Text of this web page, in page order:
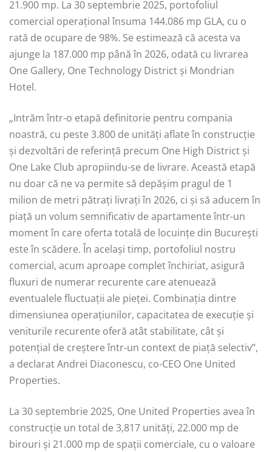
21.900 mp. La 30 septembrie 2025, portofoliul
comercial operațional însuma 144.086 mp GLA, cu o
rată de ocupare de 98%. Se estimează că acesta va
ajunge la 187.000 mp până în 2026, odată cu livrarea
One Gallery, One Technology District și Mondrian
Hotel.
„Intrăm într-o etapă definitorie pentru compania
noastră, cu peste 3.800 de unități aflate în construcție
și dezvoltări de referință precum One High District și
One Lake Club apropiindu-se de livrare. Această etapă
nu doar că ne va permite să depășim pragul de 1
milion de metri pătrați livrați în 2026, ci și să aducem în
piață un volum semnificativ de apartamente într-un
moment în care oferta totală de locuințe din București
este în scădere. În același timp, portofoliul nostru
comercial, acum aproape complet închiriat, asigură
fluxuri de numerar recurente care atenuează
eventualele fluctuații ale pieței. Combinația dintre
dimensiunea operațiunilor, capacitatea de execuție și
veniturile recurente oferă atât stabilitate, cât și
potențial de creștere într-un context de piață selectiv”,
a declarat Andrei Diaconescu, co-CEO One United
Properties.
La 30 septembrie 2025, One United Properties avea în
construcție un total de 3,817 unități, 22.000 mp de
birouri și 21.000 mp de spații comerciale, cu o valoare